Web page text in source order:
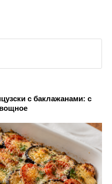
с баклажанами: с